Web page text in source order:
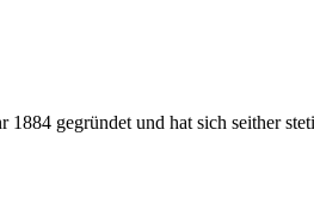
gegründet und hat sich seither